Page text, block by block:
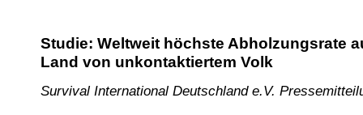
Studie: Weltweit höchste Abholzungsrate
Land von unkontaktiertem Volk
Survival International Deutschland e.V.